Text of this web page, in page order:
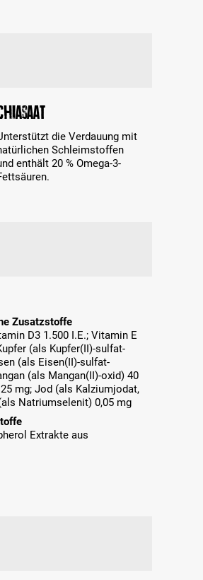
die Verdauung mit
Schleimstoffen
enthält 20 % Omega-3-
Zusatzstoffe
D3 1.500 I.E.; Vitamin E
(als Kupfer(II)-sulfat-
(als Eisen(II)-sulfat-
(als Mangan(II)-oxid) 40
mg; Jod (als Kalziumjodat,
Natriumselenit) 0,05 mg
Extrakte aus